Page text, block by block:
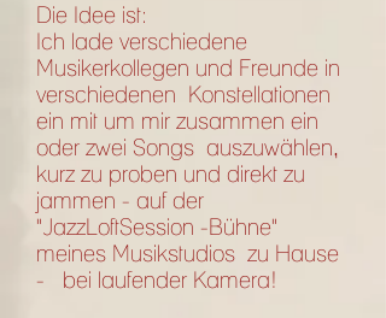
Die Idee ist:
Ich lade verschiedene
Musikerkollegen und Freunde in
verschiedenen Konstellationen
ein mit um mir zusammen ein
oder zwei Songs auszuwählen,
kurz zu proben und direkt zu
jammen - auf der
"JazzLoftSession -Bühne"
meines Musikstudios zu Hause
- bei laufender Kamera!